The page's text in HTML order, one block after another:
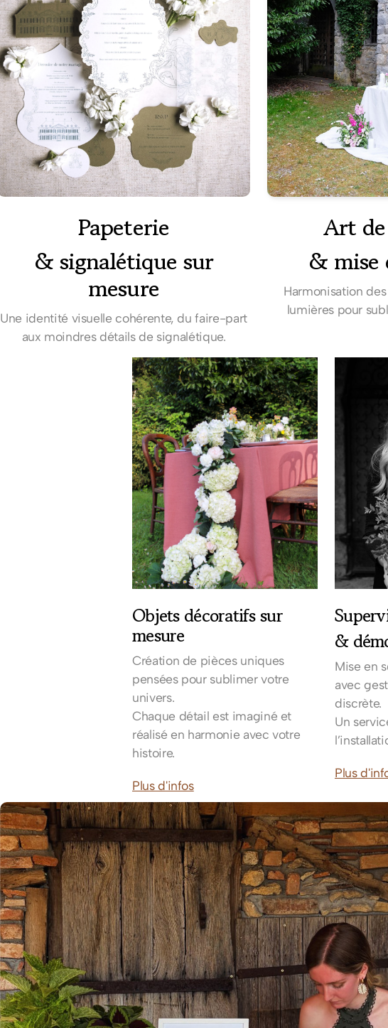
Papeterie
& signalétique sur
mesure
Une identité visuelle cohérente, du faire-part
aux moindres détails de signalétique.
Art
& mise
Harmonisation
lumières pour
Objets décoratifssur
mesure
Création de pièces uniques
pensées pour sublimer votre
univers.
Chaque détail est imaginé et
réalisé en harmonie avec votre
histoire.
Plus d'infos
&
Mise en
avec
discrète.
Un
Plus